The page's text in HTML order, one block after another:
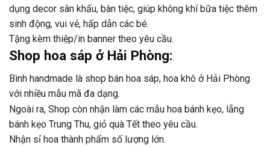
dụng decor sân khấu, bàn tiệc, giúp không khí bữa tiệc thêm
sinh động, vui vẻ, hấp dẫn các bé.
Tặng kèm thiệp/in banner theo yêu cầu.
Shop hoa sáp ở Hải Phòng:
Bình handmade là shop bán hoa sáp, hoa khô ở Hải Phòng
với nhiều mẫu mã đa dạng.
Ngoài ra, Shop còn nhận làm các mẫu hoa bánh kẹo, lẵng
bánh kẹo Trung Thu, giỏ quà Tết theo yêu cầu.
Nhận sỉ hoa thành phẩm số lượng lớn.